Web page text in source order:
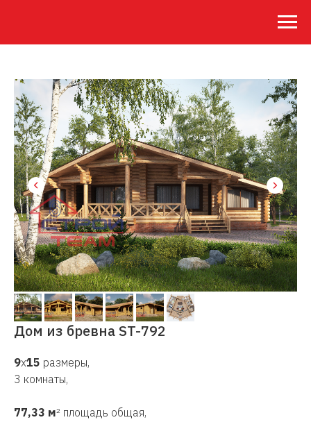
Дом из бревна ST-792
9х15 размеры,
3 комнаты,
77,33 м² площадь общая,